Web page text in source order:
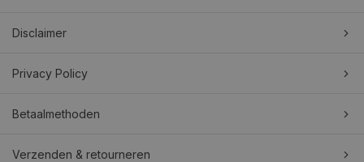
Disclaimer
Privacy Policy
Betaalmethoden
Verzenden & retourneren